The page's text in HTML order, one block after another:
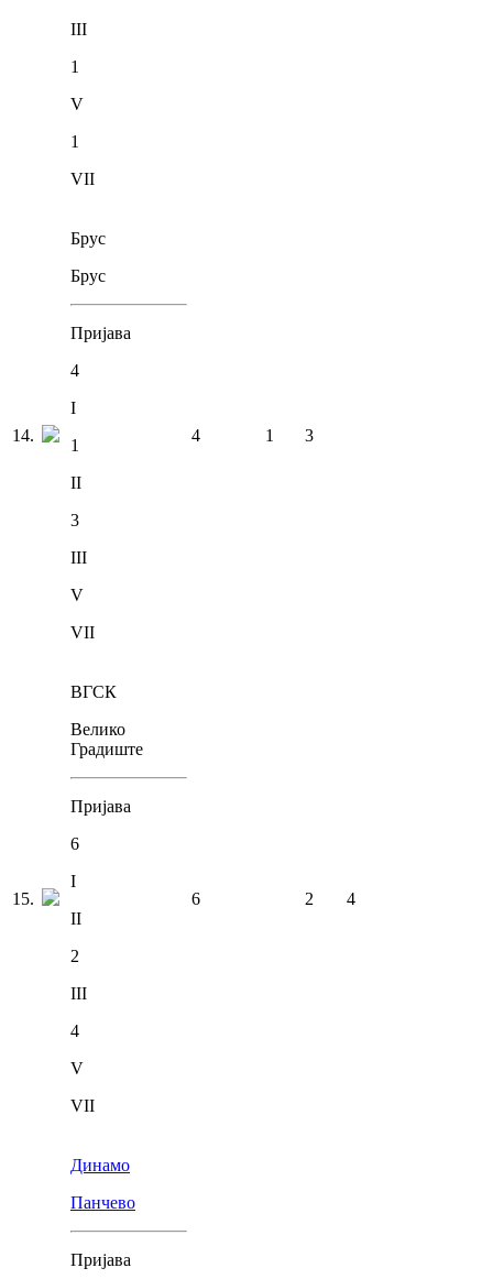
III
1
V
1
VII
14.
Брус
Брус
Пријава
4
I
1
II
3
III
V
VII
4 1 3
15.
ВГСК
Велико
Градиште
Пријава
6
I
II
2
III
4
V
VII
6 2 4
Динамо
Панчево
Пријава